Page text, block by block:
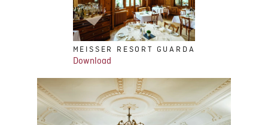
MEISSER RESORT GUARDA
Download